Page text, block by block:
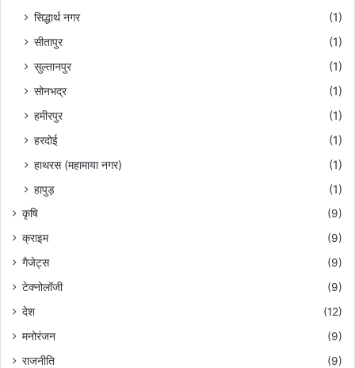
सिद्धार्थ नगर
(1)
सीतापुर
(1)
सुल्तानपुर
(1)
सोनभद्र
(1)
हमीरपुर
(1)
हरदोई
(1)
हाथरस (महामाया नगर)
(1)
हापुड़
(1)
कृषि
(9)
क्राइम
(9)
गैजेट्स
(9)
टेक्नोलॉजी
(9)
देश
(12)
मनोरंजन
(9)
राजनीति
(9)